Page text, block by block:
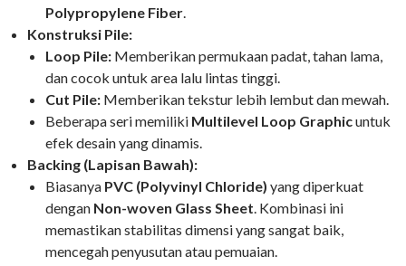
Polypropylene Fiber.
Konstruksi Pile:
Loop Pile: Memberikan permukaan padat, tahan lama,
dan cocok untuk area lalu lintas tinggi.
Cut Pile: Memberikan tekstur lebih lembut dan mewah.
Beberapa seri memiliki Multilevel Loop Graphicuntuk
efek desain yang dinamis.
Backing (Lapisan Bawah):
Biasanya PVC (Polyvinyl Chloride) yang diperkuat
dengan Non-woven Glass Sheet. Kombinasi ini
memastikan stabilitas dimensi yang sangat baik,
mencegah penyusutan atau pemuaian.